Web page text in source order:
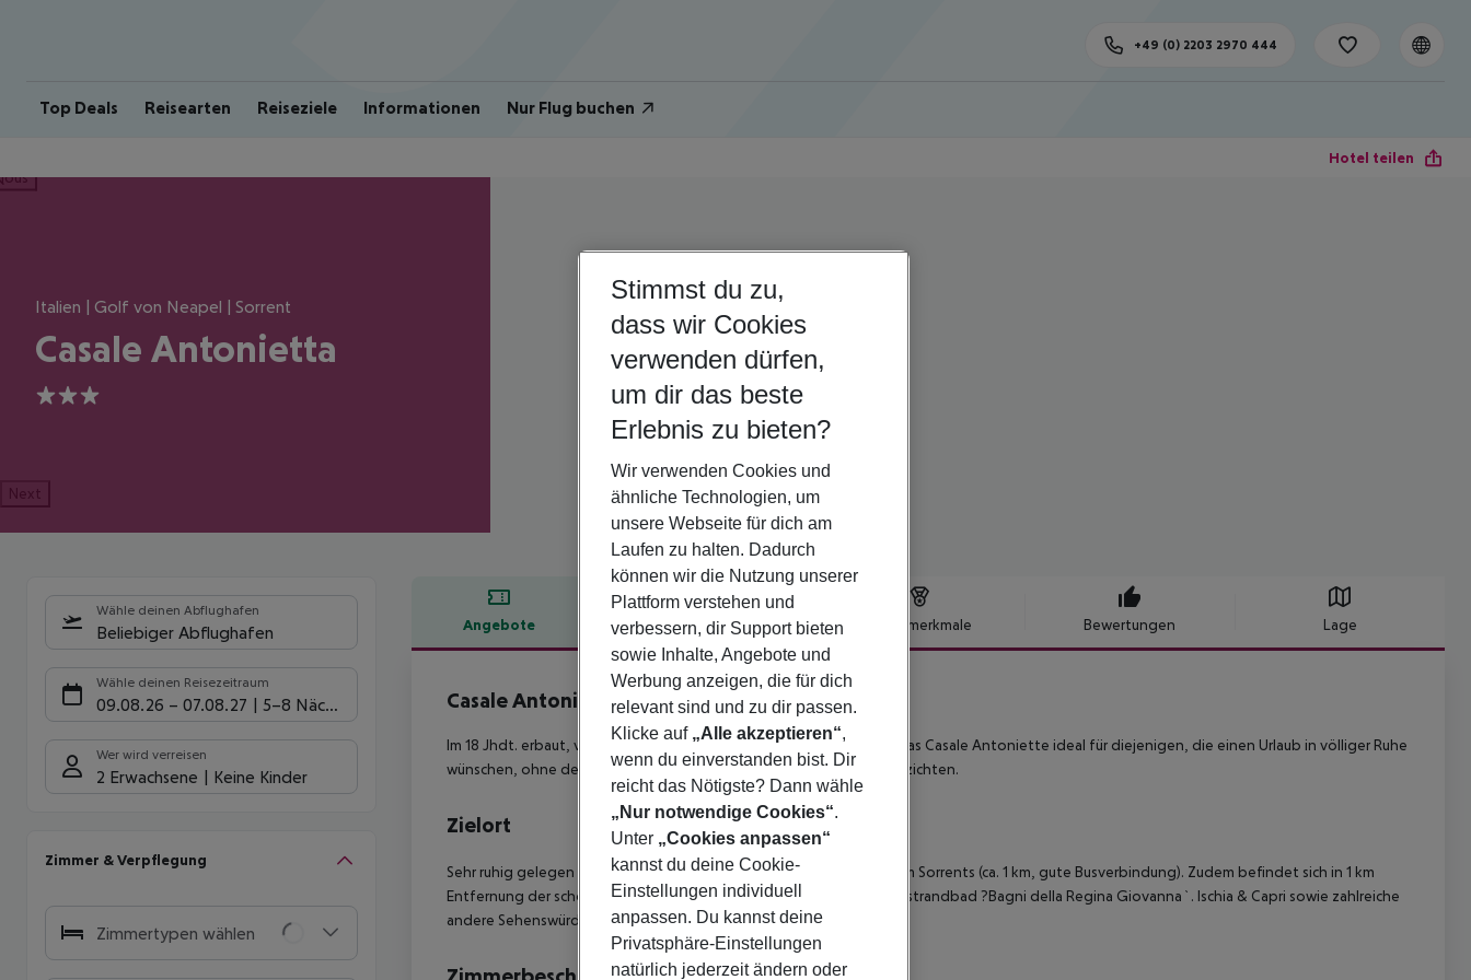
Top Deals Reisearten Reiseziele Informationen Nur Flug buchen
+49 (0) 2203 2970 444
Hotel teilen
Italien | Golf von Neapel | Sorrent
Casale Antonietta
3
Next
Wähle deinen Abflughafen
Beliebiger Abflughafen
Wähle deinen Reisezeitraum
09.08.26 – 07.08.27 5-8 Nächte
Wer wird verreisen
2 Erwachsene Keine Kinder
Zimmer & Verpflegung
Zimmertypen wählen
Angebote Hotelbeschreibung Hotelmerkmale Bewertungen Lage
Hotelbeschreibung
Casale Antonietta
Im 18 Jhdt. erbaut, völlig in der Natur und der Ruhe eingebettet
ist das Casale Antoniette ideal für diejenigen, die einen Urlaub in völliger Ruhe
wünschen, ohne deshalb auf den Komfort einer Hotelstruktur zu verzichten.
Zielort
Sehr ruhig gelegen und nicht weit entfernt vom historischen Zentrum Sorrents (ca. 1 km, gute Busverbindung). Zudem befindet sich in 1 km
Entfernung der schöne Sandstrand ?Marina di Puolo` sowie das Felsstrandbad ?Bagni della Regina Giovanna`. Ischia & Capri sowie zahlreiche
andere Sehenswürdigkeiten Kampaniens sind leicht zu entdecken.
Stimmst du zu,
dass wir Cookies
verwenden dürfen,
um dir das beste
Erlebnis zu bieten?
Wir verwenden Cookies und
ähnliche Technologien, um
unsere Webseite für dich am
Laufen zu halten. Dadurch
können wir die Nutzung unserer
Plattform verstehen und
verbessern, dir Support bieten
sowie Inhalte, Angebote und
Werbung anzeigen, die für dich
relevant sind und zu dir passen.
Klicke auf „Alle akzeptieren“,
wenn du einverstanden bist. Dir
reicht das Nötigste? Dann wähle
„Nur notwendige Cookies“.
Unter „Cookies anpassen“
kannst du deine Cookie-
Einstellungen individuell
anpassen. Du kannst deine
Privatsphäre-Einstellungen
natürlich jederzeit ändern oder